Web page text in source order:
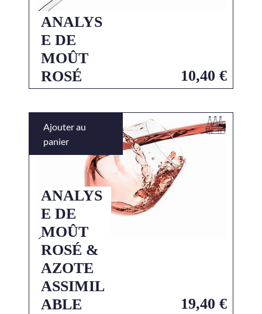
ANALYS
E DE
MOÛT
ROSÉ
10,40 €
ANALYS
E DE
MOÛT
ROSÉ &
AZOTE
ASSIMIL
ABLE
19,40 €
Ajouter au
panier